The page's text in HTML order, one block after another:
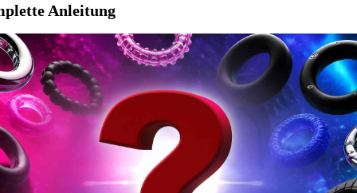
Anleitung